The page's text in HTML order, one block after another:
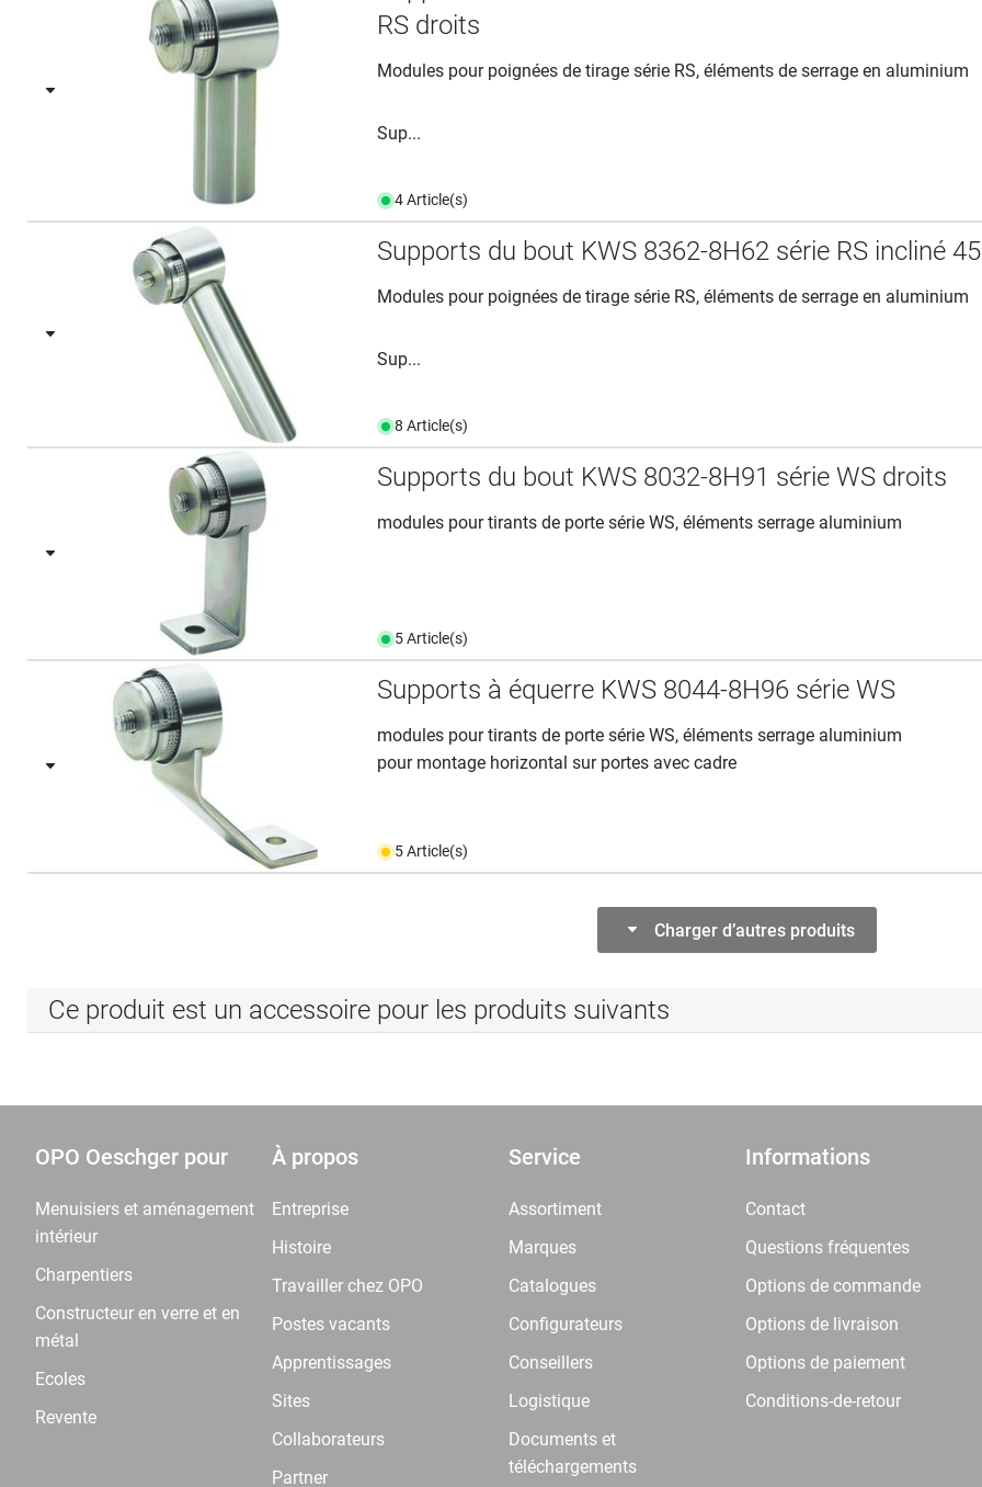
RS droits
Modules pour poignées de tirage série RS, éléments de serrage en aluminium
Sup...
4 Article(s)
Supports du bout KWS 8362-8H62 série RS incliné
Modules pour poignées de tirage série RS, éléments de serrage en aluminium
Sup...
8 Article(s)
Supports du bout KWS 8032-8H91 série WS droits
modules pour tirants de porte série WS, éléments serrage aluminium
5 Article(s)
Supports à équerre KWS 8044-8H96 série WS
modules pour tirants de porte série WS, éléments serrage aluminium
pour montage horizontal sur portes avec cadre
5 Article(s)
Charger d’autres produits
Ce produit est un accessoire pour les produits suivants
OPO Oeschger pour
Menuisiers et aménagement
intérieur
Charpentiers
Constructeur en verre et en
métal
Ecoles
Revente
À propos
Entreprise
Histoire
Travailler chez OPO
Postes vacants
Apprentissages
Sites
Collaborateurs
Partner
Service
Assortiment
Marques
Catalogues
Configurateurs
Conseillers
Logistique
Documents et
téléchargements
Informations
Contact
Questions fréquentes
Options de commande
Options de livraison
Options de paiement
Conditions-de-retour